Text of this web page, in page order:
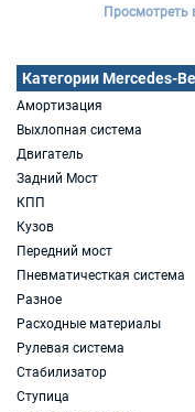
Категории Mercedes-
Амортизация
Выхлопная система
Двигатель
Задний Мост
КПП
Кузов
Передний мост
Пневматичесткая система
Разное
Расходные материалы
Рулевая система
Стабилизатор
Ступица
Просмотреть